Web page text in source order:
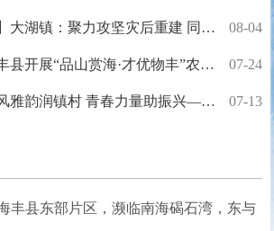
镇：聚力攻坚灾后重建 同心护航民生发展 08-04
“品山赏海·才优物丰”农文旅人才交流活动 07-24
振兴——大湖镇“候鸟计划”携手星海音乐学院奏响暑期“三下乡”专场音乐会 07-13
丰县东部片区，濒临南海碣石湾，东与